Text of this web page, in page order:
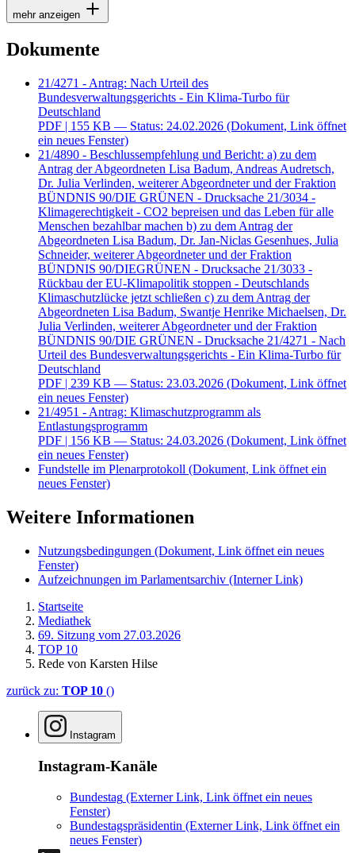
mehr anzeigen
Dokumente
21/4271 - Antrag: Nach Urteil des
Bundesverwaltungsgerichts - Ein Klima-Turbo für
Deutschland
PDF | 155 KB — Status: 24.02.2026 (Dokument, Link öffnet
ein neues Fenster)
21/4890 - Beschlussempfehlung und Bericht: a) zu dem
Antrag der Abgeordneten Lisa Badum, Andreas Audretsch,
Dr. Julia Verlinden, weiterer Abgeordneter und der Fraktion
BÜNDNIS 90/DIE GRÜNEN - Drucksache 21/3034 -
Klimagerechtigkeit - CO2 bepreisen und das Leben für alle
Menschen bezahlbar machen b) zu dem Antrag der
Abgeordneten Lisa Badum, Dr. Jan-Niclas Gesenhues, Julia
Schneider, weiterer Abgeordneter und der Fraktion
BÜNDNIS 90/DIEGRÜNEN - Drucksache 21/3033 -
Rückbau der EU-Klimapolitik stoppen - Deutschlands
Klimaschutzlücke jetzt schließen c) zu dem Antrag der
Abgeordneten Lisa Badum, Swantje Henrike Michaelsen, Dr.
Julia Verlinden, weiterer Abgeordneter und der Fraktion
BÜNDNIS 90/DIE GRÜNEN - Drucksache 21/4271 - Nach
Urteil des Bundesverwaltungsgerichts - Ein Klima-Turbo für
Deutschland
PDF | 239 KB — Status: 23.03.2026 (Dokument, Link öffnet
ein neues Fenster)
21/4951 - Antrag: Klimaschutzprogramm als
Entlastungsprogramm
PDF | 156 KB — Status: 24.03.2026 (Dokument, Link öffnet
ein neues Fenster)
Fundstelle im Plenarprotokoll (Dokument, Link öffnet ein
neues Fenster)
Weitere Informationen
Nutzungsbedingungen (Dokument, Link öffnet ein neues
Fenster)
Aufzeichnungen im Parlamentsarchiv (Interner Link)
Startseite
Mediathek
69. Sitzung vom 27.03.2026
TOP 10
Rede von Karsten Hilse
zurück zu: TOP 10 ()
Instagram
Instagram-Kanäle
Bundestag (Externer Link, Link öffnet ein neues
Fenster)
Bundestagspräsidentin (Externer Link, Link öffnet ein
neues Fenster)